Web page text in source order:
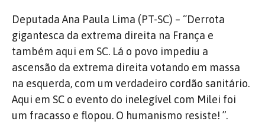
Deputada Ana Paula Lima (PT-SC) – “Derrota
gigantesca da extrema direita na França e
também aqui em SC. Lá o povo impediu a
ascensão da extrema direita votando em massa
na esquerda, com um verdadeiro cordão sanitário.
Aqui em SC o evento do inelegível com Milei foi
um fracasso e flopou. O humanismo resiste! ”.